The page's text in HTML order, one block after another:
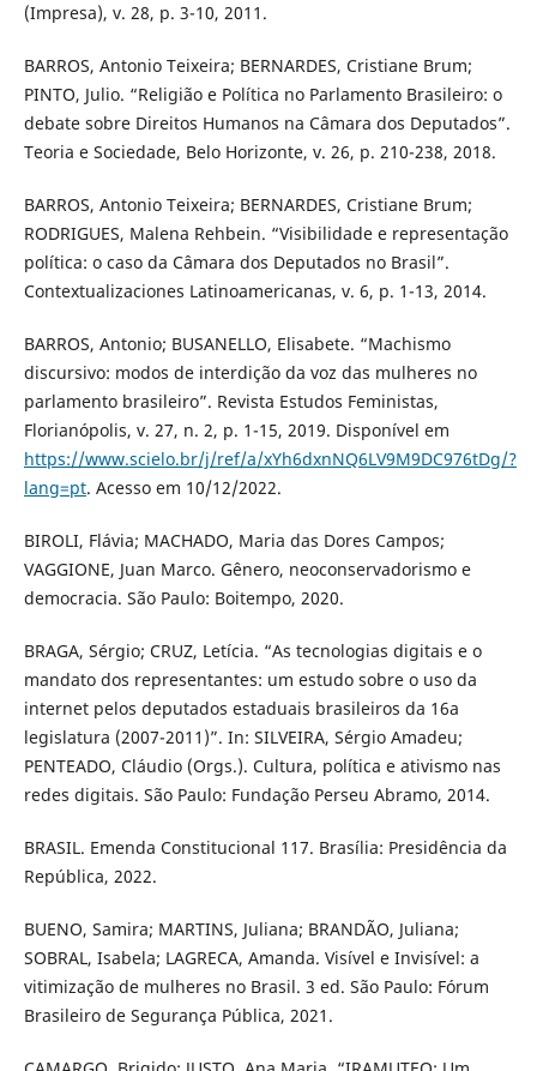
(Impresa), v. 28, p. 3-10, 2011.
BARROS, Antonio Teixeira; BERNARDES, Cristiane Brum;
PINTO, Julio. “Religião e Política no Parlamento Brasileiro: o
debate sobre Direitos Humanos na Câmara dos Deputados”.
Teoria e Sociedade, Belo Horizonte, v. 26, p. 210-238, 2018.
BARROS, Antonio Teixeira; BERNARDES, Cristiane Brum;
RODRIGUES, Malena Rehbein. “Visibilidade e representação
política: o caso da Câmara dos Deputados no Brasil”.
Contextualizaciones Latinoamericanas, v. 6, p. 1-13, 2014.
BARROS, Antonio; BUSANELLO, Elisabete. “Machismo
discursivo: modos de interdição da voz das mulheres no
parlamento brasileiro”. Revista Estudos Feministas,
Florianópolis, v. 27, n. 2, p. 1-15, 2019. Disponível em
https://www.scielo.br/j/ref/a/xYh6dxnNQ6LV9M9DC976tDg/?
lang=pt. Acesso em 10/12/2022.
BIROLI, Flávia; MACHADO, Maria das Dores Campos;
VAGGIONE, Juan Marco. Gênero, neoconservadorismo e
democracia. São Paulo: Boitempo, 2020.
BRAGA, Sérgio; CRUZ, Letícia. “As tecnologias digitais e o
mandato dos representantes: um estudo sobre o uso da
internet pelos deputados estaduais brasileiros da 16a
legislatura (2007-2011)”. In: SILVEIRA, Sérgio Amadeu;
PENTEADO, Cláudio (Orgs.). Cultura, política e ativismo nas
redes digitais. São Paulo: Fundação Perseu Abramo, 2014.
BRASIL. Emenda Constitucional 117. Brasília: Presidência da
República, 2022.
BUENO, Samira; MARTINS, Juliana; BRANDÃO, Juliana;
SOBRAL, Isabela; LAGRECA, Amanda. Visível e Invisível: a
vitimização de mulheres no Brasil. 3 ed. São Paulo: Fórum
Brasileiro de Segurança Pública, 2021.